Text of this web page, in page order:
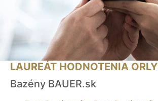
LAUREÁT HODNOTENIA ORLY
Bazény BAUER.sk